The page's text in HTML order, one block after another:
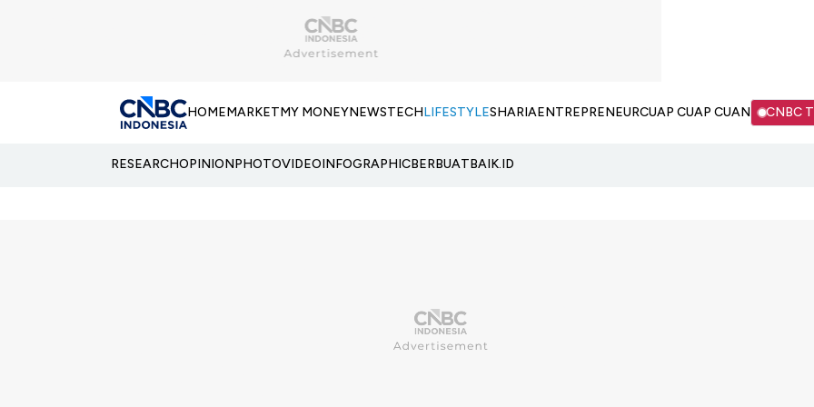
HOMEMARKETMY MONEYNEWSTECHLIFESTYLESHARIAENTREPRENEURCUAP CUAP CUAN CNBC
RESEARCHOPINIONPHOTOVIDEOINFOGRAPHICBERBUATBAIK.ID